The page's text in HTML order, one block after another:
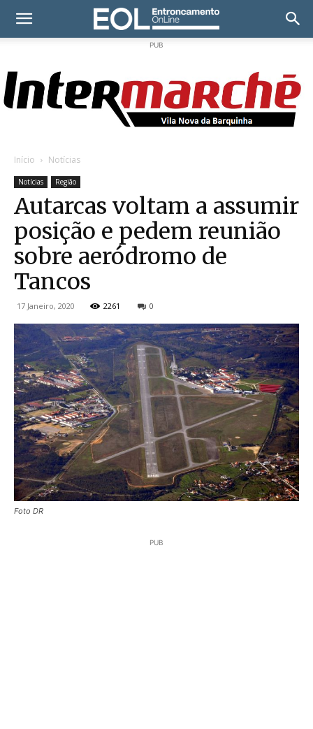
PUB
Início Notícias
Notícias Região
Autarcas voltam a assumir
posição e pedem reunião
sobre aeródromo de
Tancos
17 Janeiro, 2020 2261 0
Foto DR
PUB